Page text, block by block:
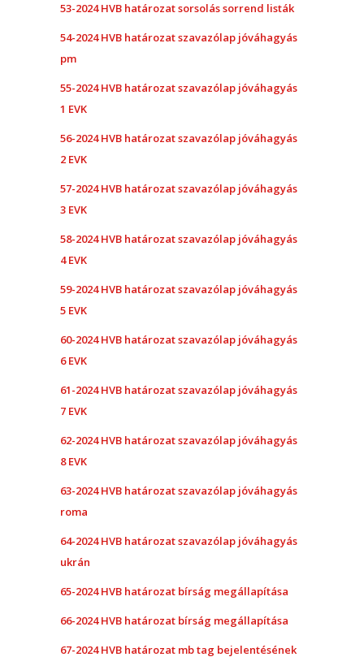
53-2024 HVB határozat sorsolás sorrend listák
54-2024 HVB határozat szavazólap jóváhagyás
pm
55-2024 HVB határozat szavazólap jóváhagyás
1 EVK
56-2024 HVB határozat szavazólap jóváhagyás
2 EVK
57-2024 HVB határozat szavazólap jóváhagyás
3 EVK
58-2024 HVB határozat szavazólap jóváhagyás
4 EVK
59-2024 HVB határozat szavazólap jóváhagyás
5 EVK
60-2024 HVB határozat szavazólap jóváhagyás
6 EVK
61-2024 HVB határozat szavazólap jóváhagyás
7 EVK
62-2024 HVB határozat szavazólap jóváhagyás
8 EVK
63-2024 HVB határozat szavazólap jóváhagyás
roma
64-2024 HVB határozat szavazólap jóváhagyás
ukrán
65-2024 HVB határozat bírság megállapítása
66-2024 HVB határozat bírság megállapítása
67-2024 HVB határozat mb tag bejelentésének